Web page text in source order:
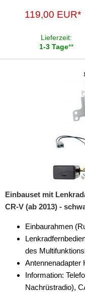
119,00 EUR*
Lieferzeit:
1-3 Tage**
Einbauset mit
CR-V (ab 2013) -
Einbaurahmen
des
Antennenadapter
Information:
Nachrüstradio),